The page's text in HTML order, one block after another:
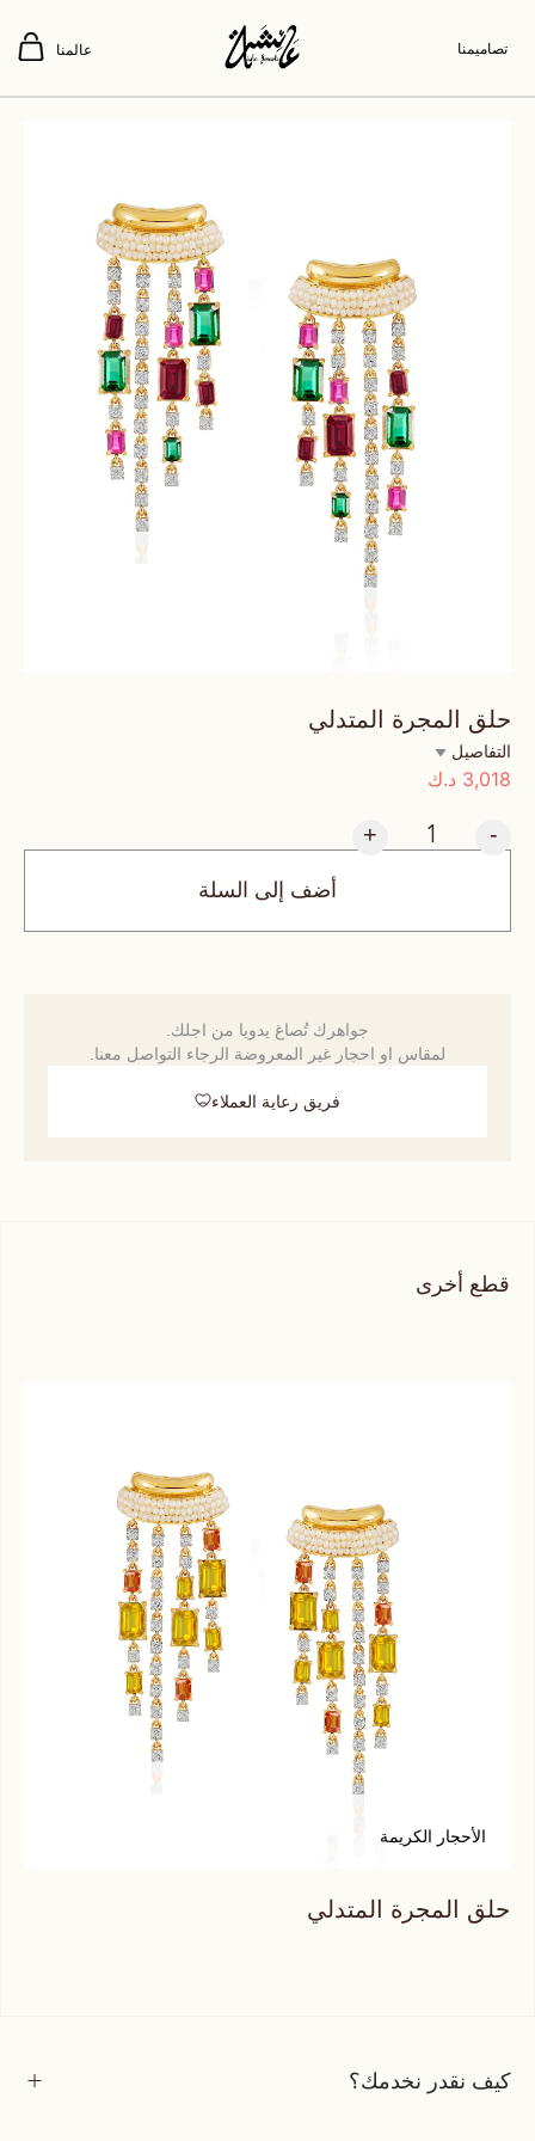
تصاميمنا عالمنا
حلق المجرة المتدلي
التفاصيل
3,018 د.ك
-
+
أضف إلى السلة
جواهرك تُصاغ يدويا من اجلك.
لمقاس او احجار غير المعروضة الرجاء التواصل معنا.
فريق رعاية العملاء
قطع أخرى
الأحجار الكريمة
حلق المجرة المتدلي
كيف نقدر نخدمك؟